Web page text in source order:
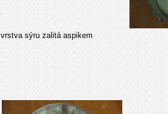
vrstva sýru zalitá aspikem